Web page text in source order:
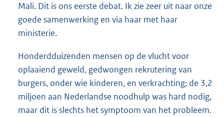
Mali. Dit is ons eerste debat. Ik zie zeer uit naar onze
goede samenwerking en via haar met haar
ministerie.
Honderdduizenden mensen op de vlucht voor
oplaaiend geweld, gedwongen rekrutering van
burgers, onder wie kinderen, en verkrachting; de 3,2
miljoen aan Nederlandse noodhulp was hard nodig,
maar dit is slechts het symptoom van het probleem.